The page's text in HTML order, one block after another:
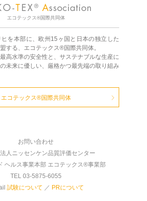
エコテックス®国際共同体
を本部に、欧州15ヶ国と日本の独立した
する、エコテックス®国際共同体。
高水準の安全性と、サステナブルな生産に
未来に優しい、厳格かつ最先端の取り組み
エコテックス®国際共同体
お問い合わせ
人ニッセンケン品質評価センター
ヘルス事業本部 エコテックス®事業部
TEL 03-5875-6055
試験について ／ PRについて